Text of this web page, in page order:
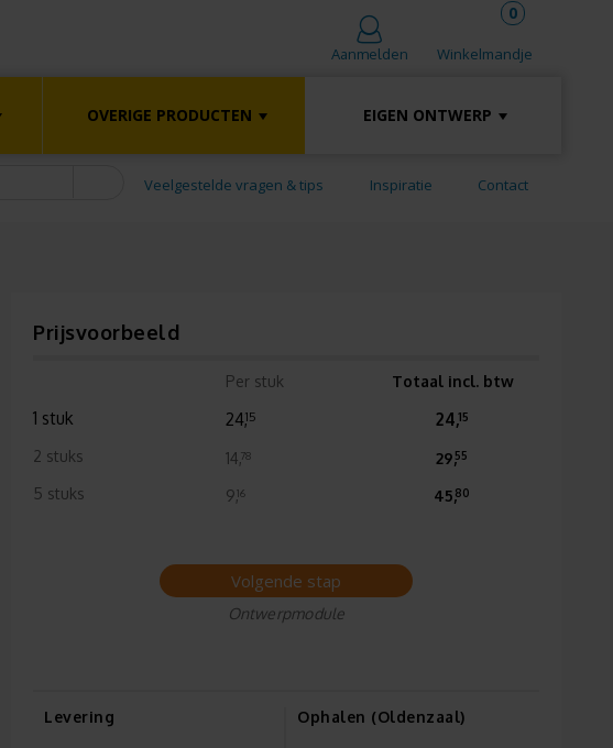
Aanmelden Winkelmandje
0
OVERIGE PRODUCTEN EIGEN ONTWERP
Veelgestelde vragen & tips Inspiratie Contact
Prijsvoorbeeld
Per stuk Totaal incl. btw
1 stuk 24,15 24,15
2 stuks 14,78 29,55
5 stuks 9,16 45,80
Volgende stap
Ontwerpmodule
Levering Ophalen (Oldenzaal)